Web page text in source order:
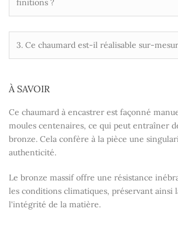
finitions ?
3. Ce chaumard est-il réalisable sur-
À SAVOIR
Ce chaumard à encastrer est façonné
moules centenaires, ce qui peut entraîner
bronze. Cela confère à la pièce une
authenticité.
Le bronze massif offre une résistance
les conditions climatiques, préservant ainsi
l'intégrité de la matière.